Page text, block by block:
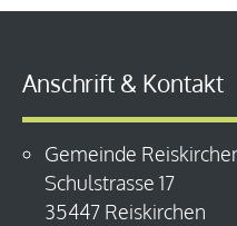
Anschrift & Kontakt
Gemeinde
Schulstrasse 17
35447 Reiskirchen